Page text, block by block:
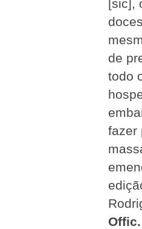
[sic],
de
todo
fazer